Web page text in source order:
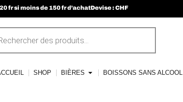
fr si moins de 150 fr d’achatDevise : CHF
SHOP BIÈRES BOISSONS SANS ALCOOL